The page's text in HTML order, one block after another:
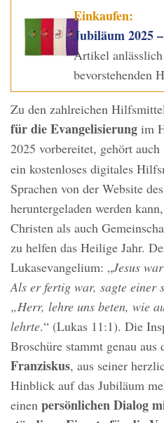
Einkaufen:
Jubiläum 2025
Artikel
bevorstehenden
Zu den zahlreichen
für die Evangelisierung im
2025 vorbereitet, gehört auch
ein kostenloses digitales
Sprachen von der Website
heruntergeladen werden
Christen als auch
zu helfen das Heilige Jahr.
Lukasevangelium: „Jesus
Als er fertig war, sagte einer
„Herr, lehre uns beten, wie
lehrte.“ (Lukas 11:1). Die
Broschüre stammt genau aus
Franziskus, aus seiner
Hinblick auf das Jubiläum
einen persönlichen Dialog